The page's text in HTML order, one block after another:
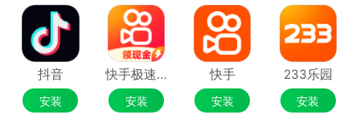
抖音
安装
快手极速版
安装
快手
安装
233乐园
安装